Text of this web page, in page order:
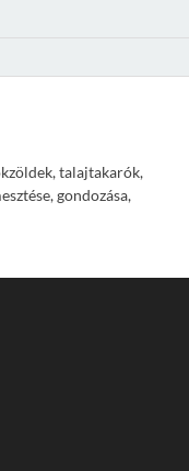
talajtakarók,
gondozása,